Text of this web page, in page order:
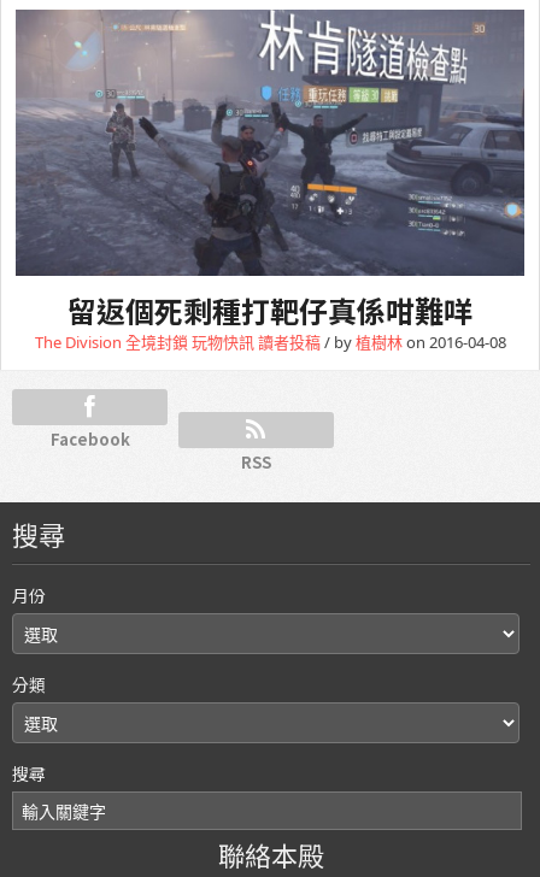
留返個死剩種打靶仔真係咁難咩
The Division 全境封鎖 玩物快訊讀者投稿/ by植樹林on 2016-04-08
Facebook
RSS
搜尋
月份
分類
搜尋
聯絡本殿